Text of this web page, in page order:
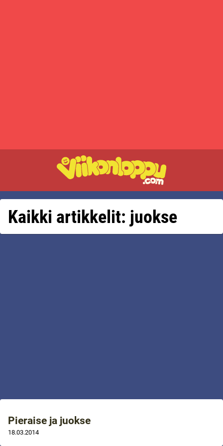
Kaikki artikkelit: juokse
Pieraise ja juokse
18.03.2014